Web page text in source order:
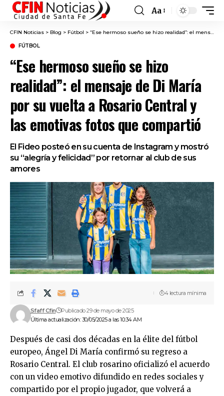
Font
Resizer
Aa
CFIN Noticias > Blog > Fútbol > “Ese hermoso sueño se hizo realidad”: el mensaje de Di María por su vuelta a Rosario Central y las emotivas fotos que compartió
FÚTBOL
“Ese hermoso sueño se hizo
realidad”: el mensaje de Di María
por su vuelta a Rosario Central y
las emotivas fotos que compartió
El Fideo posteó en su cuenta de Instagram y mostró
su “alegría y felicidad” por retornar al club de sus
amores
Última actualización: 30/05/2025 a las 10:34 AM
Sfaff Cfin Publicado 29 de mayo de 2025
4 lectura mínima
Después de casi dos décadas en la élite del fútbol
europeo, Ángel Di María confirmó su regreso a
Rosario Central. El club rosarino oficializó el acuerdo
con un video emotivo difundido en redes sociales y
compartido por el propio jugador, que volverá a